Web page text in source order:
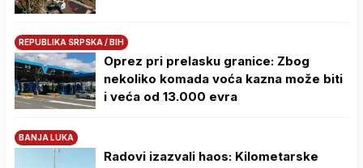
REPUBLIKA SRPSKA / BIH
Oprez pri prelasku granice: Zbog
nekoliko komada voća kazna može biti
i veća od 13.000 evra
BANJA LUKA
Radovi izazvali haos: Kilometarske